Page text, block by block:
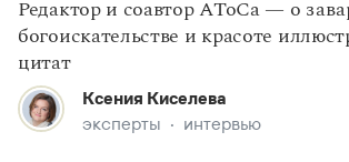
Редактор и соавтор АТоСа — о
богоискательстве и красоте
цитат
Ксения Киселева
эксперты интервью